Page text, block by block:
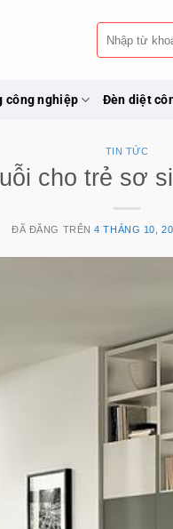
Tìm
kiếm:
công nghiệp Đèn diệt
TIN TỨC
cho trẻ sơ
ĐÃ ĐĂNG TRÊN4 THÁNG 10,